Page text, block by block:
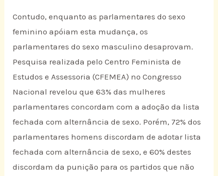
Contudo, enquanto as parlamentares do sexo
feminino apóiam esta mudança, os
parlamentares do sexo masculino desaprovam.
Pesquisa realizada pelo Centro Feminista de
Estudos e Assessoria (CFEMEA) no Congresso
Nacional revelou que 63% das mulheres
parlamentares concordam com a adoção da lista
fechada com alternância de sexo. Porém, 72% dos
parlamentares homens discordam de adotar lista
fechada com alternância de sexo, e 60% destes
discordam da punição para os partidos que não